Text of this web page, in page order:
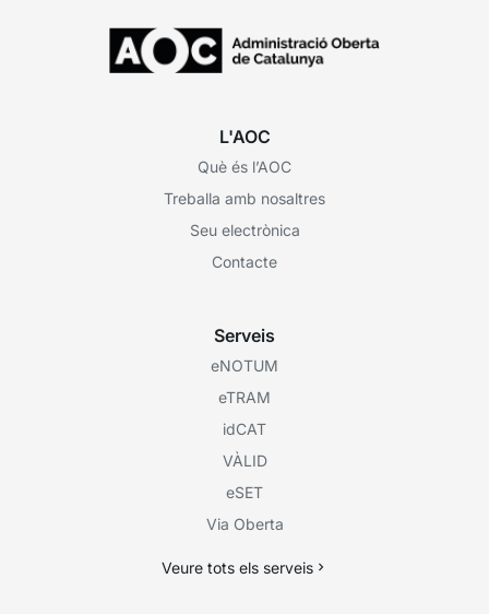
L'AOC
Què és l’AOC
Treballa amb nosaltres
Seu electrònica
Contacte
Serveis
eNOTUM
eTRAM
idCAT
VÀLID
eSET
Via Oberta
Veure tots els serveis